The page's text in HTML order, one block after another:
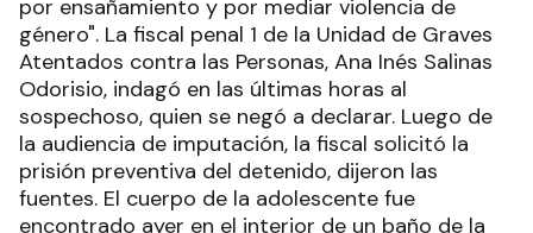
por ensañamiento y por mediar violencia de
género". La fiscal penal 1 de la Unidad de Graves
Atentados contra las Personas, Ana Inés Salinas
Odorisio, indagó en las últimas horas al
sospechoso, quien se negó a declarar. Luego de
la audiencia de imputación, la fiscal solicitó la
prisión preventiva del detenido, dijeron las
fuentes. El cuerpo de la adolescente fue
encontrado ayer en el interior de un baño de la